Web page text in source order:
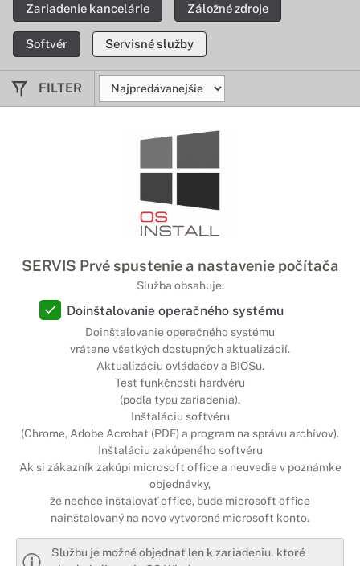
Zariadenie kancelárie Záložné zdroje
Softvér Servisné služby
FILTER
SERVIS Prvé spustenie a nastavenie počítača
Služba obsahuje:
Doinštalovanie operačného systému
Doinštalovanie operačného systému
vrátane všetkých dostupných aktualizácií.
Aktualizáciu ovládačov a BIOSu.
Test funkčnosti hardvéru
(podľa typu zariadenia).
Inštaláciu softvéru
(Chrome, Adobe Acrobat (PDF) a program na správu archívov).
Inštaláciu zakúpeného softvéru
Ak si zákazník zakúpi microsoft office a neuvedie v poznámke
objednávky,
že nechce inštalovať office, bude microsoft office
nainštalovaný na novo vytvorené microsoft konto.
Službu je možné objednať len k zariadeniu, ktoré